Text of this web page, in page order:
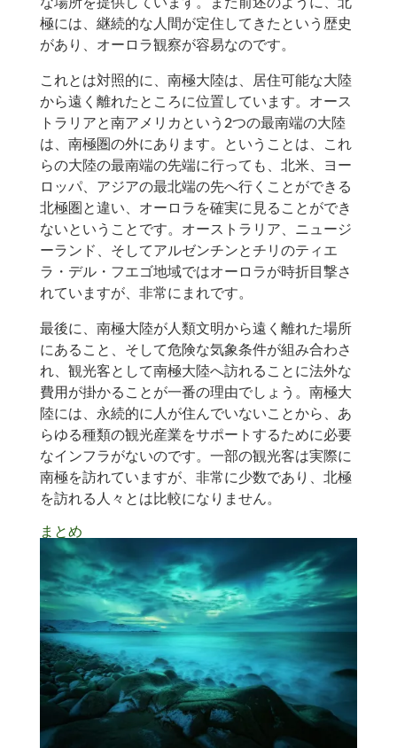
極には、継続的な人間が定住してきたという歴史
があり、オーロラ観察が容易なのです。
これとは対照的に、南極大陸は、居住可能な大陸
から遠く離れたところに位置しています。オース
トラリアと南アメリカという2つの最南端の大陸
は、南極圏の外にあります。ということは、これ
らの大陸の最南端の先端に行っても、北米、ヨー
ロッパ、アジアの最北端の先へ行くことができる
北極圏と違い、オーロラを確実に見ることができ
ないということです。オーストラリア、ニュージ
ーランド、そしてアルゼンチンとチリのティエ
ラ・デル・フエゴ地域ではオーロラが時折目撃さ
れていますが、非常にまれです。
最後に、南極大陸が人類文明から遠く離れた場所
にあること、そして危険な気象条件が組み合わさ
れ、観光客として南極大陸へ訪れることに法外な
費用が掛かることが一番の理由でしょう。南極大
陸には、永続的に人が住んでいないことから、あ
らゆる種類の観光産業をサポートするために必要
なインフラがないのです。一部の観光客は実際に
南極を訪れていますが、非常に少数であり、北極
を訪れる人々とは比較になりません。
まとめ